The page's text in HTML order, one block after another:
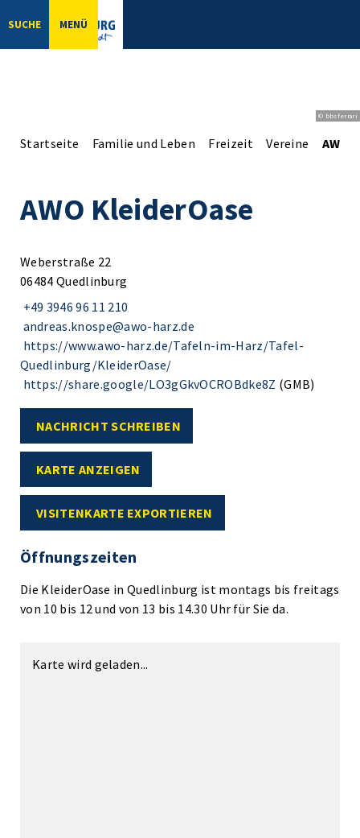
SUCHE MENÜ
© bbsferrari
Startseite Familie und Leben Freizeit Vereine AWO
AWO KleiderOase
Weberstraße 22
06484 Quedlinburg
+49 3946 96 11 210
andreas.knospe@awo-harz.de
https://www.awo-harz.de/Tafeln-im-Harz/Tafel-
Quedlinburg/KleiderOase/
https://share.google/LO3gGkvOCROBdke8Z (GMB)
NACHRICHT SCHREIBEN
KARTE ANZEIGEN
VISITENKARTE EXPORTIEREN
Öffnungszeiten
Die KleiderOase in Quedlinburg ist montags bis freitags
von 10 bis 12 und von 13 bis 14.30 Uhr für Sie da.
Karte wird geladen...